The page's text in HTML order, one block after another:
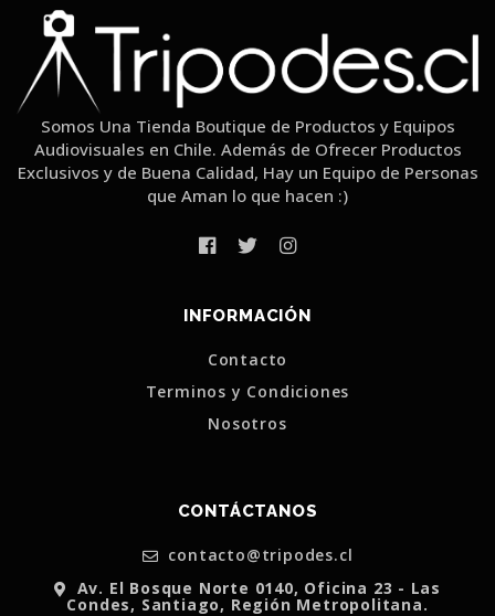
Somos Una Tienda Boutique de Productos y Equipos
Audiovisuales en Chile. Además de Ofrecer Productos
Exclusivos y de Buena Calidad, Hay un Equipo de Personas
que Aman lo que hacen :)
INFORMACIÓN
Contacto
Terminos y Condiciones
Nosotros
CONTÁCTANOS
contacto@tripodes.cl
Av. El Bosque Norte 0140, Oficina 23 - Las
Condes, Santiago, Región Metropolitana.